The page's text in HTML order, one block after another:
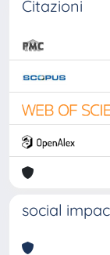
Citazioni
social